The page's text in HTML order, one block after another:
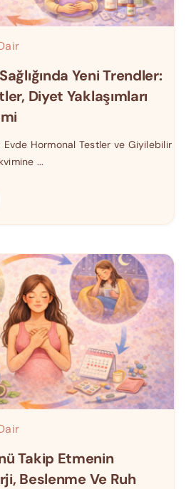
Yeni Trendler:
Diyet Yaklaşımları
Evde Hormonal Testler ve Giyilebilir
...
Takip Etmenin
Beslenme Ve Ruh